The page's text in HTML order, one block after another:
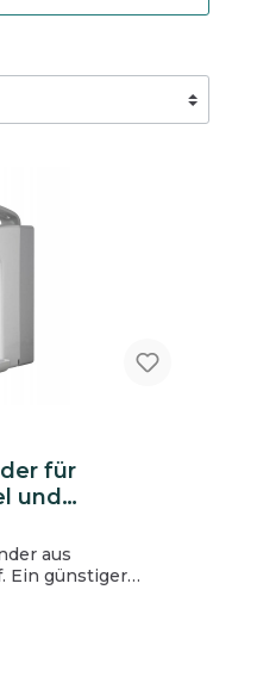
für
und
ml -
mit
Tropfschale
aus
Seifen und
aus
und